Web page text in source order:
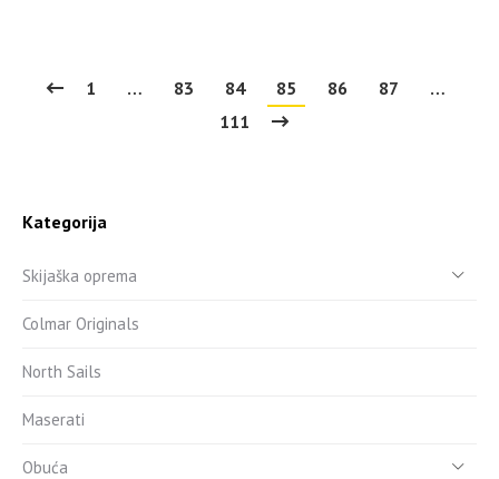
1 … 83 84 85 86 87
…
111
Kategorija
Skijaška oprema
Colmar Originals
North Sails
Maserati
Obuća